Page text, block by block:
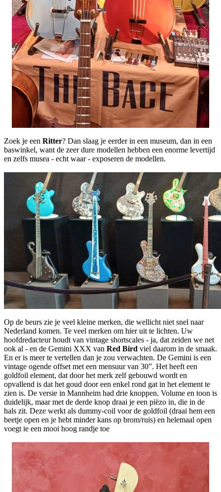
Zoek je een Ritter? Dan slaag je eerder in een museum, dan in een
baswinkel, want de zeer dure modellen hebben een enorme levertijd
en zelfs musea - echt waar - exposeren de modellen.
Op de beurs zie je veel kleine merken, die wellicht niet snel naar
Nederland komen. Te veel merken om hier uit te lichten. Uw
hoofdredacteur houdt van vintage shortscales - ja, dat zeiden we net
ook al - en de Gemini XXX van Red Bird viel daarom in de smaak.
En er is meer te vertellen dan je zou verwachten. De Gemini is een
vintage ogende offset met een mensuur van 30”. Het heeft een
goldfoil element, dat door het merk zelf gebouwd wordt en
opvallend is dat het goud door een enkel rond gat in het element te
zien is. De versie in Mannheim had drie knoppen. Volume en toon is
duidelijk, maar met de derde knop draai je een piëzo in, die in de
hals zit. Deze werkt als dummy-coil voor de goldfoil (draai hem een
beetje open en je hebt minder kans op brom/ruis) en helemaal open
voegt ie een mooi hoog randje toe